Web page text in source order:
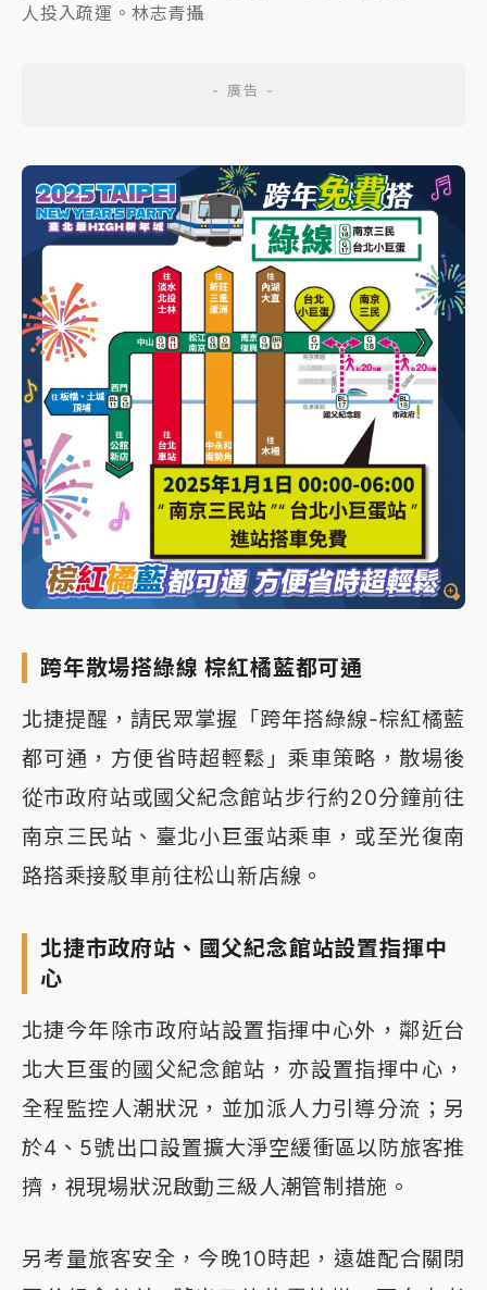
人投入疏運。林志青攝
跨年散場搭綠線 棕紅橘藍都可通
北捷提醒，請民眾掌握「跨年搭綠線-棕紅橘藍
都可通，方便省時超輕鬆」乘車策略，散場後
從市政府站或國父紀念館站步行約20分鐘前往
南京三民站、臺北小巨蛋站乘車，或至光復南
路搭乘接駁車前往松山新店線。
北捷市政府站、國父紀念館站設置指揮中
心
北捷今年除市政府站設置指揮中心外，鄰近台
北大巨蛋的國父紀念館站，亦設置指揮中心，
全程監控人潮狀況，並加派人力引導分流；另
於4、5號出口設置擴大淨空緩衝區以防旅客推
擠，視現場狀況啟動三級人潮管制措施。
另考量旅客安全，今晚10時起，遠雄配合關閉